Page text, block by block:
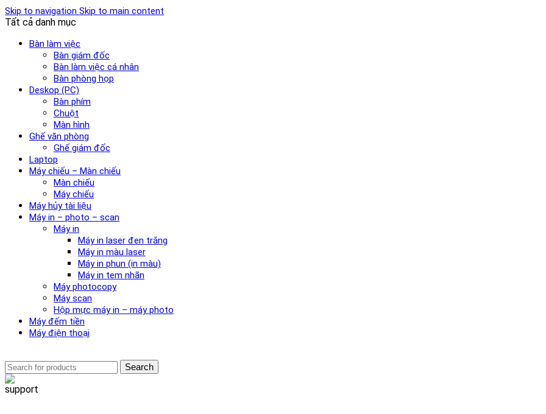
Skip to navigation Skip to main content
Tất cả danh mục
Bàn làm việc
Bàn giám đốc
Bàn làm việc cá nhân
Bàn phòng họp
Deskop (PC)
Bàn phím
Chuột
Màn hình
Ghế văn phòng
Ghế giám đốc
Laptop
Máy chiếu – Màn chiếu
Màn chiếu
Máy chiếu
Máy hủy tài liệu
Máy in – photo – scan
Máy in
Máy in laser đen trắng
Máy in màu laser
Máy in phun (in màu)
Máy in tem nhãn
Máy photocopy
Máy scan
Hộp mực máy in – máy photo
Máy đếm tiền
Máy điện thoại
Search